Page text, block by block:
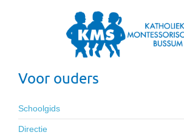
Voor ouders
Schoolgids
Directie